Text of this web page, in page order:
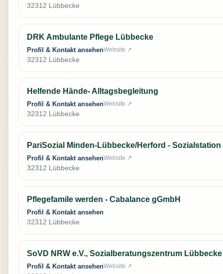
32312 Lübbecke
DRK Ambulante Pflege Lübbecke
Profil & Kontakt ansehenWebsite ↗
32312 Lübbecke
Helfende Hände- Alltagsbegleitung
Profil & Kontakt ansehenWebsite ↗
32312 Lübbecke
PariSozial Minden-Lübbecke/Herford -
Profil & Kontakt ansehenWebsite ↗
32312 Lübbecke
Pflegefamile werden - Cabalance gGmbH
Profil & Kontakt ansehen
32312 Lübbecke
SoVD NRW e.V., Sozialberatungszentrum Lübbecke
Profil & Kontakt ansehenWebsite ↗